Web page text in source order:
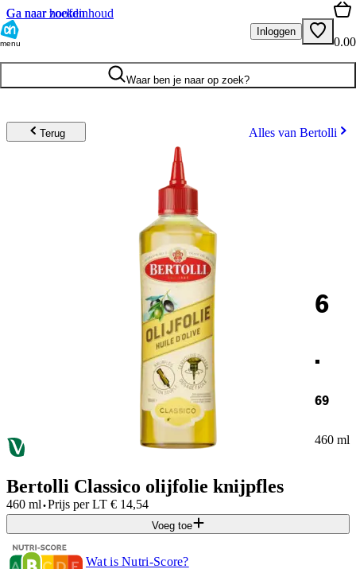
Ga naar hoofdinhoud
Ga naar zoeken
menu
Inloggen
0.00
Waar ben je naar op zoek?
Terug Alles van Bertolli
6
.
69
460 ml
Bertolli Classico olijfolie knijpfles
460 ml·Prijs per LT € 14,54
Voeg toe
Wat is Nutri-Score?